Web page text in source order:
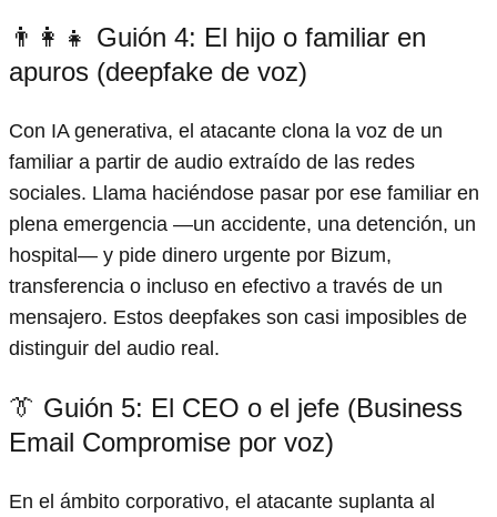
👨‍👩‍👧 Guión 4: El hijo o familiar en
apuros (deepfake de voz)
Con IA generativa, el atacante clona la voz de un
familiar a partir de audio extraído de las redes
sociales. Llama haciéndose pasar por ese familiar en
plena emergencia —un accidente, una detención, un
hospital— y pide dinero urgente por Bizum,
transferencia o incluso en efectivo a través de un
mensajero. Estos deepfakes son casi imposibles de
distinguir del audio real.
👔 Guión 5: El CEO o el jefe (Business
Email Compromise por voz)
En el ámbito corporativo, el atacante suplanta al